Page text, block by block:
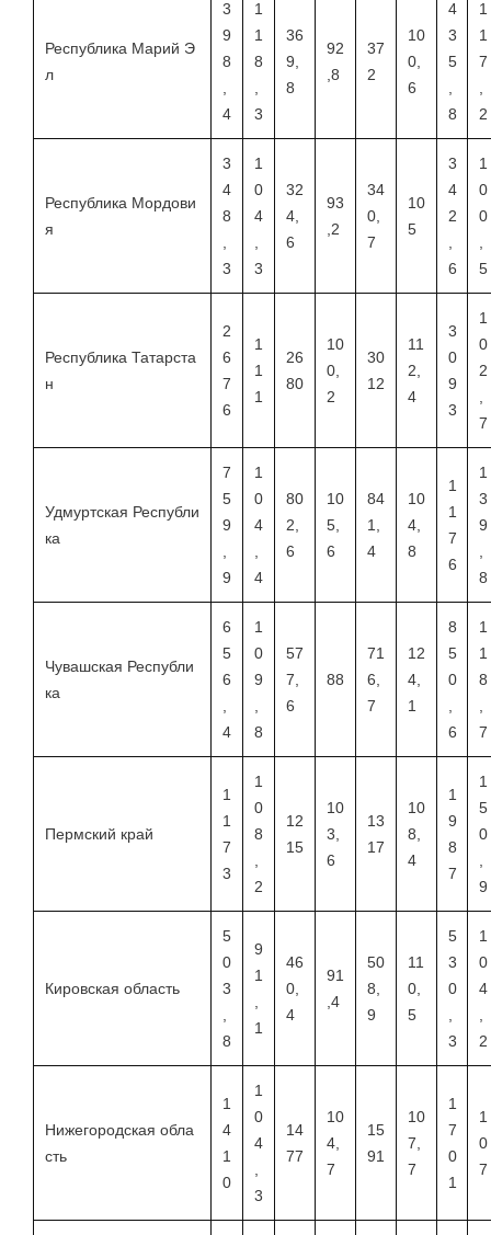
Республика Марий Э
л
3
9
8
4
1
1
8
3
36
9,
8
92
,8
37
2
10
0,
6
4
3
5
8
1
1
7
2
Республика Мордови
я
3
4
8
3
1
0
4
3
32
4,
6
93
,2
34
0,
7
10
5
3
4
2
6
1
0
0
5
Республика Татарста
н
2
6
7
6
1
1
1
26
80
10
0,
2
30
12
11
2,
4
3
0
9
3
1
0
2
7
Удмуртская Республи
ка
7
5
9
9
1
0
4
4
80
2,
6
10
5,
6
84
1,
4
10
4,
8
1
1
7
6
1
3
9
8
Чувашская Республи
ка
6
5
6
4
1
0
9
8
57
7,
6
88
71
6,
7
12
4,
1
8
5
0
6
1
1
8
7
Пермский край
1
1
7
3
1
0
8
2
12
15
10
3,
6
13
17
10
8,
4
1
9
8
7
1
5
0
9
Кировская область
5
0
3
8
9
1
1
46
0,
4
91
,4
50
8,
9
11
0,
5
5
3
0
3
1
0
4
2
Нижегородская обла
сть
1
4
1
0
1
0
4
3
14
77
10
4,
7
15
91
10
7,
7
1
7
0
1
1
0
7